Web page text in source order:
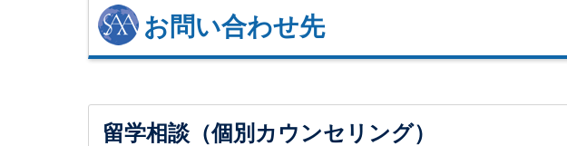
お問い合わせ先
留学相談（個別カウンセリング）